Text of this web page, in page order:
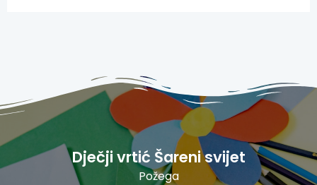
Dječji vrtić Šareni svijet
Požega